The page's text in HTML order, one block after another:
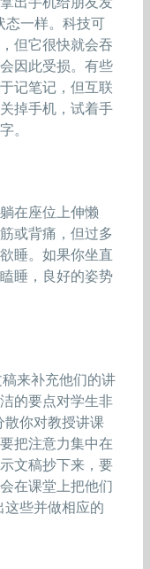
态一样。科技可
但它很快就会吞
因此受损。有些
记笔记，但互联
掉手机，试着手
。
在座位上伸懒
或背痛，但过多
睡。如果你坐直
睡，良好的姿势
来补充他们的讲
的要点对学生非
散你对教授讲课
把注意力集中在
文稿抄下来，要
在课堂上把他们
这些并做相应的